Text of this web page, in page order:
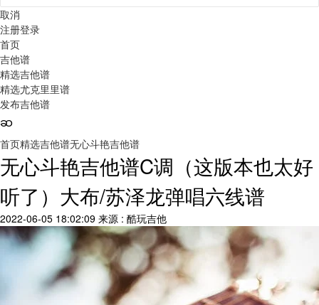
取消
注册登录
首页
吉他谱
精选吉他谱
精选尤克里里谱
发布吉他谱
首页精选吉他谱无心斗艳吉他谱
无心斗艳吉他谱C调（这版本也太好
听了）大布/苏泽龙弹唱六线谱
2022-06-05 18:02:09 来源 : 酷玩吉他